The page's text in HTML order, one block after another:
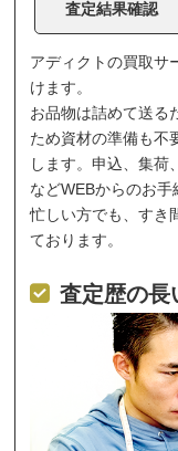
査定結果確認
アディクトの買取サ
けます。
お品物は詰めて送る
ため資材の準備も不
します。申込、集荷
などWEBからのお手
忙しい方でも、すき
ております。
査定歴の長